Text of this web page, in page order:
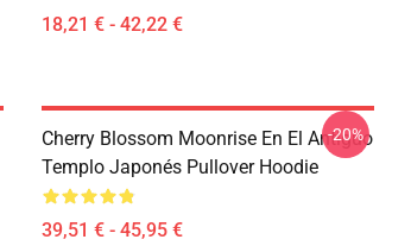
18,21 € - 42,22 €
Cherry Blossom Moonrise En El Antiguo
Templo Japonés Pullover Hoodie
39,51 € - 45,95 €
-20%